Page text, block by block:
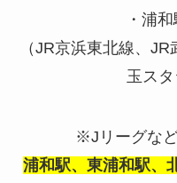
・浦
（JR京浜東北線、 JR
玉スタ
※J リーグな
浦和駅、東浦和駅、